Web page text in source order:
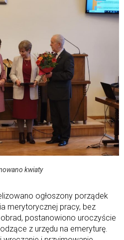
kwiaty
ogłoszony porządek
merytorycznej pracy, bez
postanowiono uroczyście
z urzędu na emeryturę.